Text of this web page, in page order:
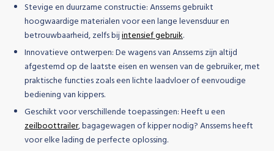
Stevige en duurzame constructie:Anssems gebruikt
hoogwaardige materialen voor een lange levensduur en
betrouwbaarheid, zelfs bijintensief gebruik.
Innovatieve ontwerpen:De wagens van Anssems zijn altijd
afgestemd op de laatste eisen en wensen van de gebruiker, met
praktische functies zoals een lichte laadvloer of eenvoudige
bediening van kippers.
Geschikt voor verschillende toepassingen:Heeft u een
zeilboottrailer, bagagewagen of kipper nodig? Anssems heeft
voor elke lading de perfecte oplossing.